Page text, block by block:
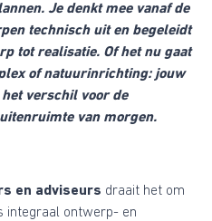
Je denkt mee vanaf de
technisch uit en begeleidt
tot realisatie. Of het nu gaat
of natuurinrichting: jouw
verschil voor de
van morgen.
en adviseurs draait het om
integraal ontwerp- en